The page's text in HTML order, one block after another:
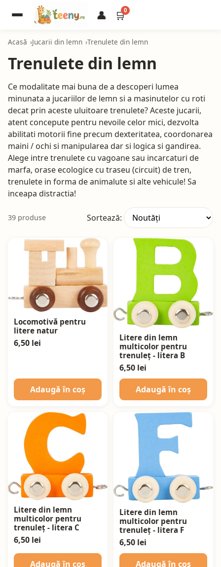
👤 🛒0
Acasă Jucarii din lemn Trenulete din lemn
Trenulete din lemn
Ce modalitate mai buna de a descoperi lumea
minunata a jucariilor de lemn si a masinutelor cu roti
decat prin aceste uluitoare trenulete? Aceste jucarii,
atent concepute pentru nevoile celor mici, dezvolta
abilitati motorii fine precum dexteritatea, coordonarea
maini / ochi si manipularea dar si logica si gandirea.
Alege intre trenulete cu vagoane sau incarcaturi de
marfa, orase ecologice cu traseu (circuit) de tren,
trenulete in forma de animalute si alte vehicule! Sa
inceapa distractia!
39 produse Sortează:
Locomotivă pentru
litere natur
6,50 lei
Adaugă în coș
Litere din lemn
multicolor pentru
trenuleț - litera B
6,50 lei
Adaugă în coș
Litere din lemn
multicolor pentru
trenuleț - litera C
6,50 lei
Adaugă în coș
Litere din lemn
multicolor pentru
trenuleț - litera F
6,50 lei
Adaugă în coș